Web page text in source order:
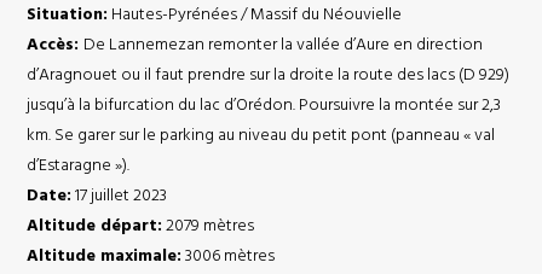
Situation: Hautes-Pyrénées / Massif du Néouvielle
Accès: De Lannemezan remonter la vallée d’Aure en direction
d’Aragnouet ou il faut prendre sur la droite la route des lacs (D 929)
jusqu’à la bifurcation du lac d’Orédon. Poursuivre la montée sur 2,3
km. Se garer sur le parking au niveau du petit pont (panneau « val
d’Estaragne »).
Date: 17 juillet 2023
Altitude départ: 2079 mètres
Altitude maximale: 3006 mètres